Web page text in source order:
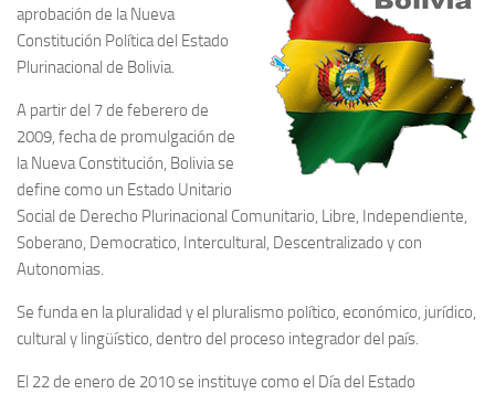
aprobación de la Nueva
Constitución Política del Estado
Plurinacional de Bolivia.
A partir del 7 de feberero de
2009, fecha de promulgación de
la Nueva Constitución, Bolivia se
define como un Estado Unitario
Social de Derecho Plurinacional Comunitario, Libre, Independiente,
Soberano, Democratico, Intercultural, Descentralizado y con
Autonomias.
Se funda en la pluralidad y el pluralismo político, económico, jurídico,
cultural y lingüístico, dentro del proceso integrador del país.
El 22 de enero de 2010 se instituye como el Día del Estado